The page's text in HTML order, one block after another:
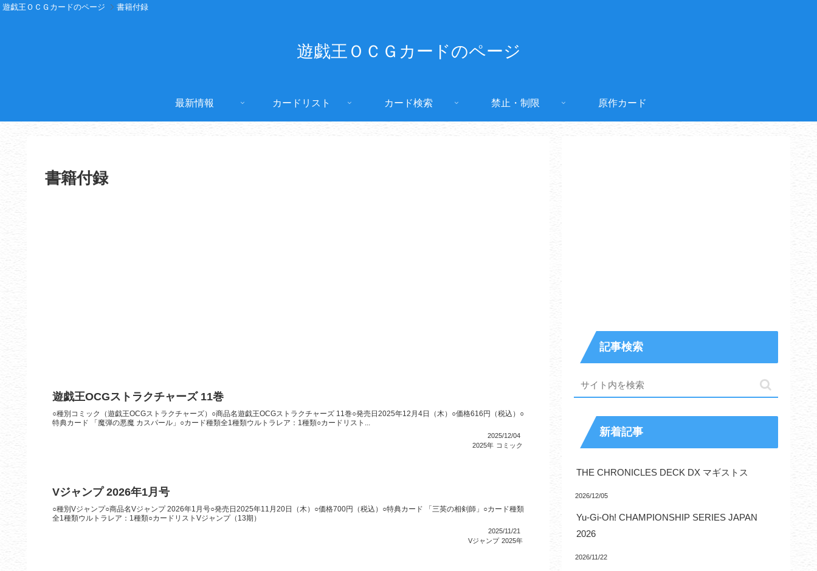
遊戯王ＯＣＧカードのページ 書籍付録
遊戯王ＯＣＧカードのページ
最新情報 カードリスト カード検索 禁止・制限 原作カード
書籍付録
遊戯王OCGストラクチャーズ 11巻
○種別コミック（遊戯王OCGストラクチャーズ）○商品名遊戯王OCGストラクチャーズ 11巻○発売日2025年12月4日（木）○価格616円（税込）○
特典カード 「魔弾の悪魔 カスパール」○カード種類全1種類ウルトラレア：1種類○カードリスト...
2025/12/04
2025年 コミック
Vジャンプ 2026年1月号
○種別Vジャンプ○商品名Vジャンプ 2026年1月号○発売日2025年11月20日（木）○価格700円（税込）○特典カード 「三英の相剣師」○カード種類
全1種類ウルトラレア：1種類○カードリストVジャンプ（13期）
2025/11/21
Vジャンプ 2025年
記事検索
新着記事
THE CHRONICLES DECK DX マギストス
2026/12/05
Yu-Gi-Oh! CHAMPIONSHIP SERIES JAPAN
2026
2026/11/22